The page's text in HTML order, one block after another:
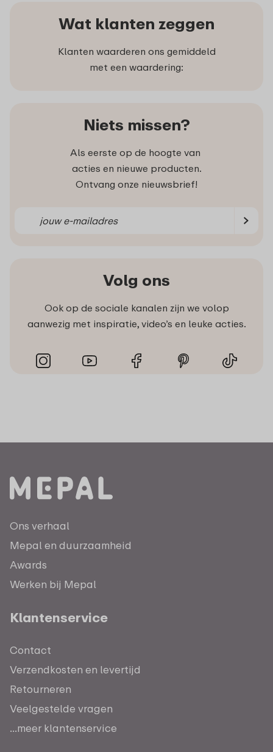
Wat klanten zeggen
Klanten waarderen ons gemiddeld
met een waardering:
Niets missen?
Als eerste op de hoogte van
acties en nieuwe producten.
Ontvang onze nieuwsbrief!
Volg ons
Ook op de sociale kanalen zijn we volop
aanwezig met inspiratie, video’s en leuke acties.
Ons verhaal
Mepal en duurzaamheid
Awards
Werken bij Mepal
Klantenservice
Contact
Verzendkosten en levertijd
Retourneren
Veelgestelde vragen
...meer klantenservice